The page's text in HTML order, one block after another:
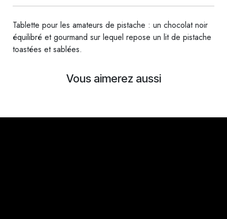
Tablette pour les amateurs de pistache : un chocolat noir
équilibré et gourmand sur lequel repose un lit de pistache
toastées et sablées.
Vous aimerez aussi